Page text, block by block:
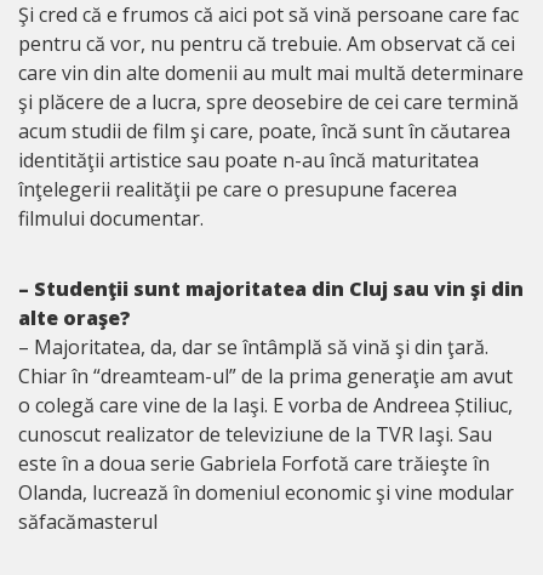
Şi cred că e frumos că aici pot să vină persoane care fac
pentru că vor, nu pentru că trebuie. Am observat că cei
care vin din alte domenii au mult mai multă determinare
şi plăcere de a lucra, spre deosebire de cei care termină
acum studii de film şi care, poate, încă sunt în căutarea
identităţii artistice sau poate n-au încă maturitatea
înţelegerii realităţii pe care o presupune facerea
filmului documentar.
– Studenţii sunt majoritatea din Cluj sau vin şi din
alte oraşe?
– Majoritatea, da, dar se întâmplă să vină şi din ţară.
Chiar în “dreamteam-ul” de la prima generaţie am avut
o colegă care vine de la Iaşi. E vorba de Andreea Știliuc,
cunoscut realizator de televiziune de la TVR Iaşi. Sau
este în a doua serie Gabriela Forfotă care trăieşte în
Olanda, lucrează în domeniul economic şi vine modular
săfacămasterul